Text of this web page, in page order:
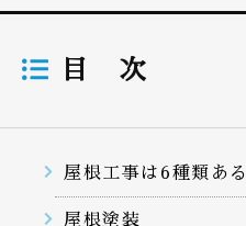
目 次
屋根工事は6種類ある
屋根塗装